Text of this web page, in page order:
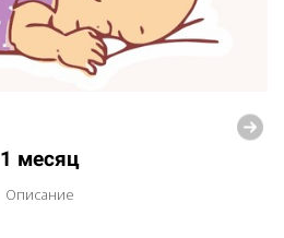
1 месяц
Описание